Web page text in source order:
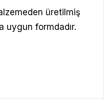
üretilmiş
uygun formdadır.